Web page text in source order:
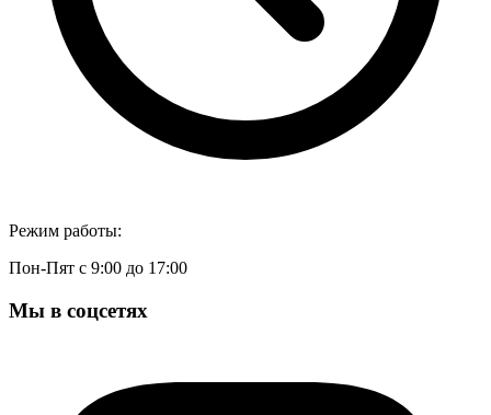
Режим работы:
Пон-Пят с 9:00 до 17:00
Мы в соцсетях